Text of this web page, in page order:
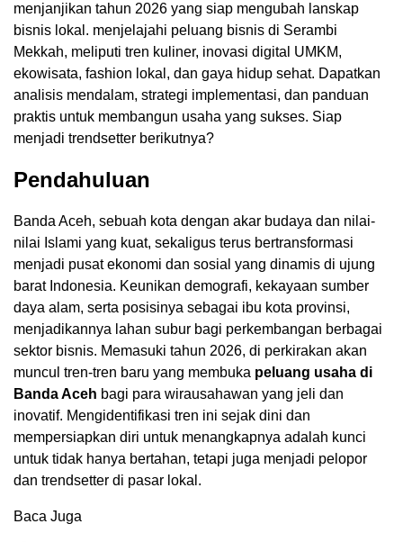
menjanjikan tahun 2026 yang siap mengubah lanskap
bisnis lokal. menjelajahi peluang bisnis di Serambi
Mekkah, meliputi tren kuliner, inovasi digital UMKM,
ekowisata, fashion lokal, dan gaya hidup sehat. Dapatkan
analisis mendalam, strategi implementasi, dan panduan
praktis untuk membangun usaha yang sukses. Siap
menjadi trendsetter berikutnya?
Pendahuluan
Banda Aceh, sebuah kota dengan akar budaya dan nilai-
nilai Islami yang kuat, sekaligus terus bertransformasi
menjadi pusat ekonomi dan sosial yang dinamis di ujung
barat Indonesia. Keunikan demografi, kekayaan sumber
daya alam, serta posisinya sebagai ibu kota provinsi,
menjadikannya lahan subur bagi perkembangan berbagai
sektor bisnis. Memasuki tahun 2026, di perkirakan akan
muncul tren-tren baru yang membuka peluang usaha di
Banda Aceh bagi para wirausahawan yang jeli dan
inovatif. Mengidentifikasi tren ini sejak dini dan
mempersiapkan diri untuk menangkapnya adalah kunci
untuk tidak hanya bertahan, tetapi juga menjadi pelopor
dan trendsetter di pasar lokal.
Baca Juga